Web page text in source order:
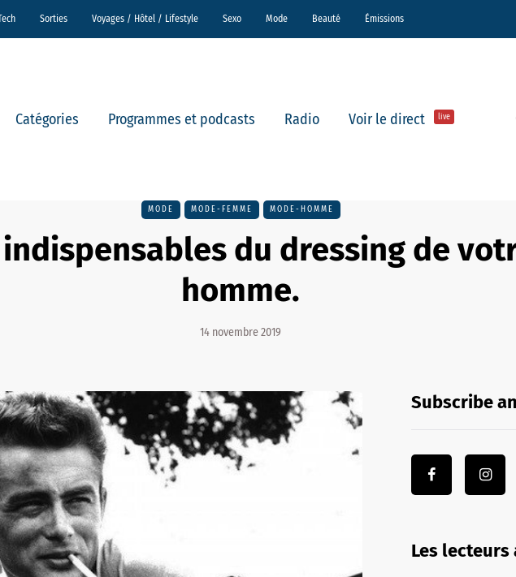
Sorties Voyages / Hôtel / Lifestyle Sexo Mode Beauté Émissions
Catégories Programmes et podcasts Radio Voir le direct live
MODE MODE-FEMME MODE-HOMME
indispensables du dressing de
homme.
14 novembre 2019
Subscribe
Les